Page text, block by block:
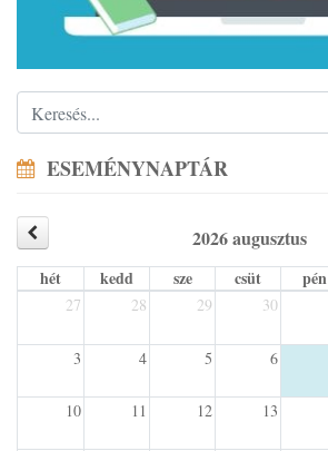
ESEMÉNYNAPTÁR
2026 augusztus
hét kedd sze csüt pén
27 28 29 30
3 4 5 6
10 11 12 13